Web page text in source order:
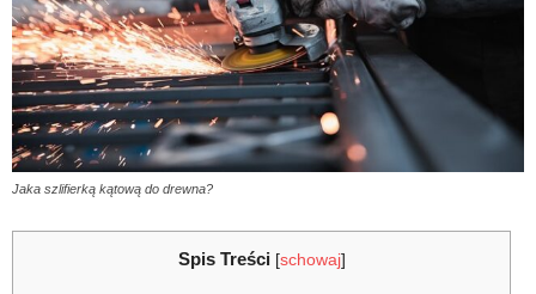
Jaka szlifierką kątową do drewna?
Spis Treści [schowaj]